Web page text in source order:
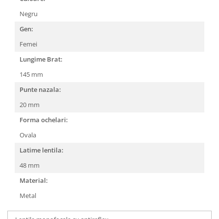
People
Polar
Tonny
Vogue
Negru
Gen:
Femei
Lungime Brat:
145 mm
Punte nazala:
20 mm
Forma ochelari:
Ovala
Latime lentila:
48 mm
Material:
Metal